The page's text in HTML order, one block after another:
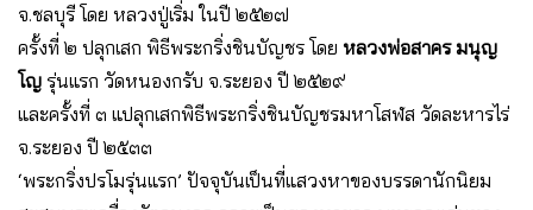
จ.ชลบุรี โดย หลวงปู่เริ่ม ในปี ๒๕๒๗
ครั้งที่ ๒ ปลุกเสก พิธีพระกริ่งชินบัญชร โดย หลวงพ่อสาคร มนุญ
โญ รุ่นแรก วัดหนองกรับ จ.ระยอง ปี ๒๕๒๙
และครั้งที่ ๓ แปลุกเสกพิธีพระกริ่งชินบัญชรมหาโสฬส วัดละหารไร่
จ.ระยอง ปี ๒๕๓๓
‘พระกริ่งปรโมรุ่นแรก’ ปัจจุบันเป็นที่แสวงหาของบรรดานักนิยม